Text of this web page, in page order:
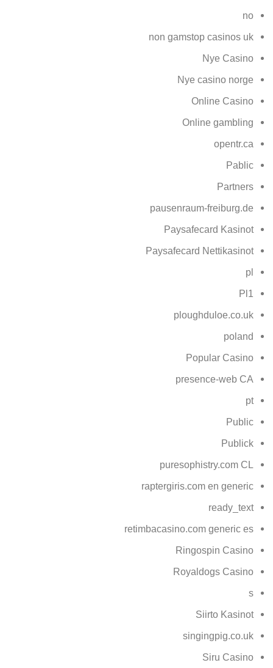
no
non gamstop casinos uk
Nye Casino
Nye casino norge
Online Casino
Online gambling
opentr.ca
Pablic
Partners
pausenraum-freiburg.de
Paysafecard Kasinot
Paysafecard Nettikasinot
pl
Pl1
ploughduloe.co.uk
poland
Popular Casino
presence-web CA
pt
Public
Publick
puresophistry.com CL
raptergiris.com en generic
ready_text
retimbacasino.com generic es
Ringospin Casino
Royaldogs Casino
s
Siirto Kasinot
singingpig.co.uk
Siru Casino